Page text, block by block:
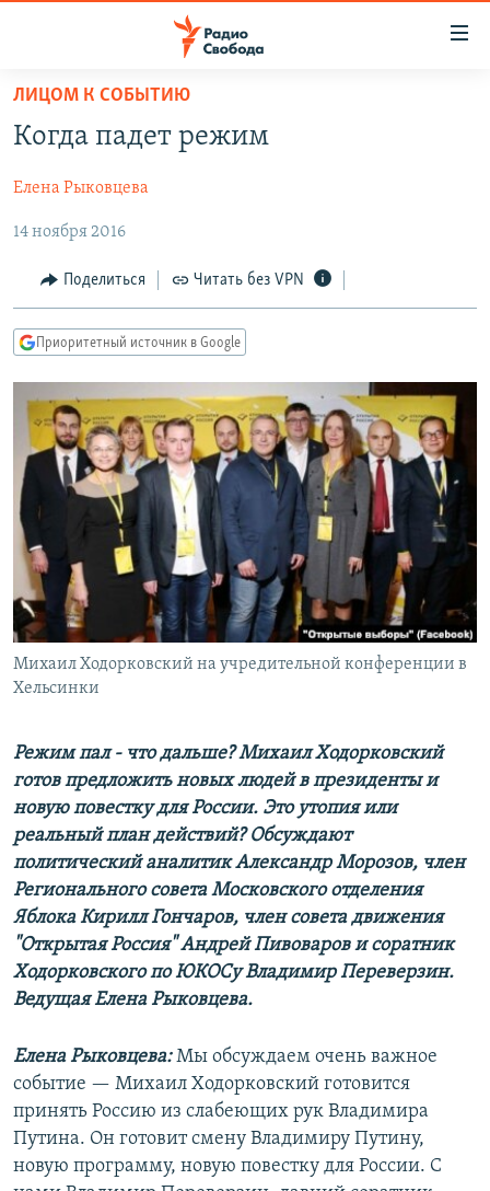
упрощенного
доступа
содержанию
Вернутся
главной
навигации
Вернутся
поиску
ПОДКАСТЫ
АВТОРСКИЕ ПРОЕКТЫ
ЦИТАТЫ СВОБОДЫ
МНЕНИЯ
КУЛЬТУРА
IDEL.РЕАЛИИ
КАВКАЗ.РЕАЛИИ
СЕВЕР.РЕАЛИИ
СИБИРЬ.РЕАЛИИ
РАСПИСАНИЕ ВЕЩАНИЯ
ПОДПИШИТЕСЬ НА РАССЫЛКУ
СОЦИАЛЬНЫЕ СЕТИ
Все сайты РСЕ/РС
ЛИЦОМ К СОБЫТИЮ
Когда падет режим
Елена Рыковцева
14 ноября 2016
Поделиться Читать без VPN
Приоритетный источник в Google
Михаил Ходорковский на учредительной конференции в
Хельсинки
Режим пал - что дальше? Михаил Ходорковский
готов предложить новых людей в президенты и
новую повестку для России. Это утопия или
реальный план действий? Обсуждают
политический аналитик Александр Морозов, член
Регионального совета Московского отделения
Яблока Кирилл Гончаров, член совета движения
"Открытая Россия" Андрей Пивоваров и соратник
Ходорковского по ЮКОСу Владимир Переверзин.
Ведущая Елена Рыковцева.
Елена Рыковцева:Мы обсуждаем очень важное
событие — Михаил Ходорковский готовится
принять Россию из слабеющих рук Владимира
Путина. Он готовит смену Владимиру Путину,
новую программу, новую повестку для России. С